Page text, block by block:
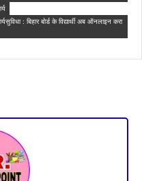
: बिहार बोर्ड के विद्यार्थी अब ऑनलाइन करा